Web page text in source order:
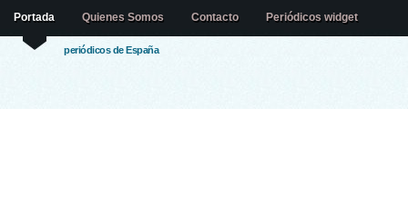
periódicos de España
Portada Quienes Somos Contacto Periódicos widget